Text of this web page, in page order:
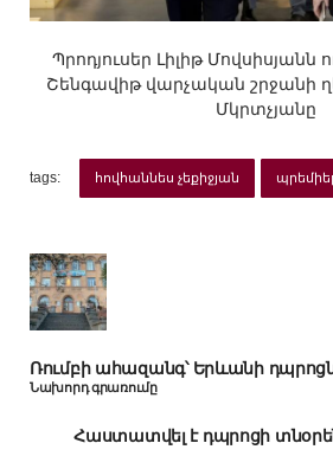
Պրոդյուսեր Լիլիթ
Շենգավիթ վարչական շրջանի
Մկրտչյանը
tags: հովհաննես չեքիջյան
Ռումբի ահազանգ՝ Երևանի
Նախորդ գրառումը
Հաստատվել է դպրոցի